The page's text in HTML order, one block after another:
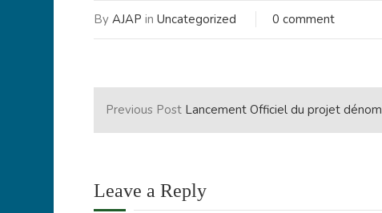
By AJAP in Uncategorized 0 comment
Previous Post Lancement Officiel du projet dénommé « Appui à la Résilience des Jeunes face aux conflits socio-politique au Burundi
Leave a Reply